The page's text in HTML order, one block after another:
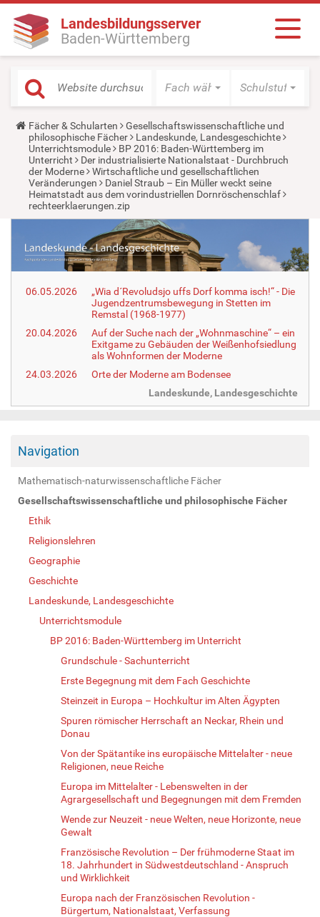
Landesbildungsserver
Baden-Württemberg
Fach wählen Schulstufe
Y
o
u
a
r
e
h
e
r
Fächer & Schularten
Gesellschaftswissenschaftliche und
philosophische Fächer
Landeskunde, Landesgeschichte
Unterrichtsmodule
BP 2016: Baden-Württemberg im
Unterricht
Der industrialisierte Nationalstaat - Durchbruch
der Moderne
Wirtschaftliche und gesellschaftlichen
Veränderungen
Daniel Straub – Ein Müller weckt seine
Heimatstadt aus dem vorindustriellen Dornröschenschlaf
rechteerklaerungen.zip
06.05.2026
„Wia d´Revoludsjo uffs Dorf komma isch!“ - Die
Jugendzentrumsbewegung in Stetten im
Remstal (1968-1977)
20.04.2026
Auf der Suche nach der „Wohnmaschine“ – ein
Exitgame zu Gebäuden der Weißenhofsiedlung
als Wohnformen der Moderne
24.03.2026
Orte der Moderne am Bodensee
Landeskunde, Landesgeschichte
Navigation
Mathematisch-naturwissenschaftliche Fächer
Gesellschaftswissenschaftliche und philosophische Fächer
Ethik
Religionslehren
Geographie
Geschichte
Landeskunde, Landesgeschichte
Unterrichtsmodule
BP 2016: Baden-Württemberg im Unterricht
Grundschule - Sachunterricht
Erste Begegnung mit dem Fach Geschichte
Steinzeit in Europa – Hochkultur im Alten Ägypten
Spuren römischer Herrschaft an Neckar, Rhein und
Donau
Von der Spätantike ins europäische Mittelalter - neue
Religionen, neue Reiche
Europa im Mittelalter - Lebenswelten in der
Agrargesellschaft und Begegnungen mit dem Fremden
Wende zur Neuzeit - neue Welten, neue Horizonte, neue
Gewalt
Französische Revolution – Der frühmoderne Staat im
18. Jahrhundert in Südwestdeutschland - Anspruch
und Wirklichkeit
Europa nach der Französischen Revolution -
Bürgertum, Nationalstaat, Verfassung